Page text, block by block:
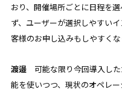
おり、開催場所ごとに日程を
ず、ユーザーが選択しやすい
客様のお申し込みもしやすくな
渡邉 可能な限り今回導入し
能を使いつつ、現状のオペレ